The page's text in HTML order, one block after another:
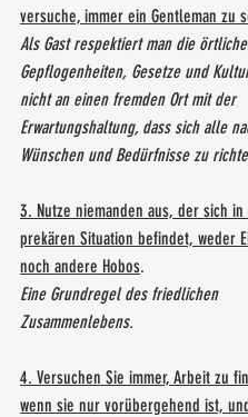
versuche, immer ein Gentleman zu
Als Gast respektiert man die
Gepflogenheiten, Gesetze und
nicht an einen fremden Ort mit der
Erwartungshaltung, dass sich alle
Wünschen und Bedürfnisse zu
3. Nutze niemanden aus, der sich
prekären Situation befindet, weder
noch andere Hobos.
Eine Grundregel des friedlichen
Zusammenlebens.
4. Versuchen Sie immer, Arbeit zu
wenn sie nur vorübergehend ist,